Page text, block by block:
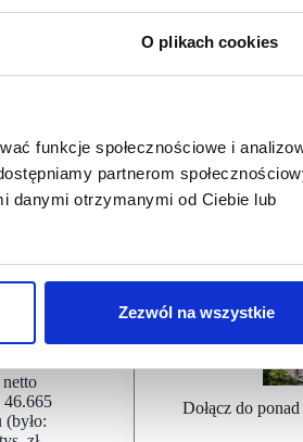
O plikach cookies
funkcje społecznościowe i
partnerom
danymi otrzymanymi od Ciebie lub
Zezwól na wszystkie
od 1
o 4,4%
zł, czyli
46.665
Bezpłatna
Dołącz do